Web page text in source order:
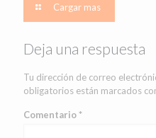
Cargar mas
Deja una respuesta
Tu dirección de correo
obligatorios están marcados
Comentario *